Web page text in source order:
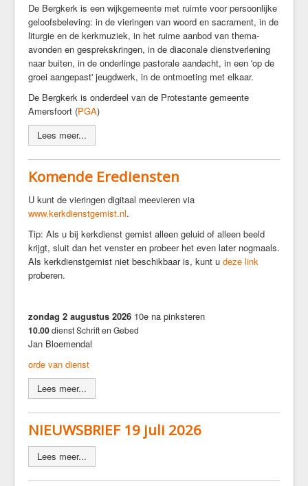
Kerkdiensten
Komende Erediensten
Kapeldienst
Zondagse Eredienst
Avondgebed
Bijzondere diensten
Kerkdienst gemist
Kerkdienst bij stukjes en beetjes
Jeugd/jongeren
Crèche
Kindervieringen
Rond de 15
Activiteiten
Actueel
Podcast
Kunstcommissie BK2
Gesprekskringen
Van de diaconie
Onder de vijgenboom
Taakgroep ouderen
Tuincommissie
De Bergkerk is een wijkgemeente met ruimte voor persoonlijke
geloofsbeleving: in de vieringen van woord en sacrament, in de
liturgie en de kerkmuziek, in het ruime aanbod van thema-
avonden en gesprekskringen, in de diaconale dienstverlening
naar buiten, in de onderlinge pastorale aandacht, in een 'op de
groei aangepast' jeugdwerk, in de ontmoeting met elkaar.
De Bergkerk is onderdeel van de Protestante gemeente
Amersfoort (PGA)
Lees meer...
Komende Erediensten
U kunt de vieringen digitaal meevieren via
www.kerkdienstgemist.nl.
Tip: Als u bij kerkdienst gemist alleen geluid of alleen beeld
krijgt, sluit dan het venster en probeer het even later nogmaals.
Als kerkdienstgemist niet beschikbaar is, kunt u deze link
proberen.
zondag 2 augustus 2026 10e na pinksteren
10.00dienst Schrift en Gebed
Jan Bloemendal
orde van dienst
Lees meer...
NIEUWSBRIEF 19 juli 2026
Lees meer...